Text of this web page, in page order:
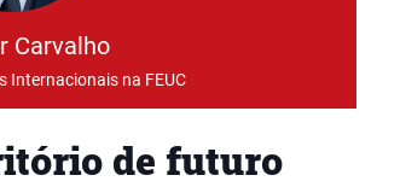
Carvalho
Internacionais na FEUC
de futuro